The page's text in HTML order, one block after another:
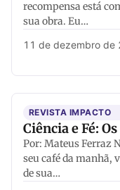
recompensa está
sua obra. Eu…
11 de dezembro de
REVISTA IMPACTO
Ciência e Fé:
Por: Mateus Ferraz
seu café da manhã,
de sua…